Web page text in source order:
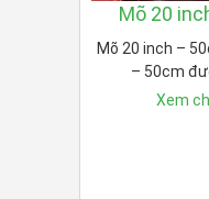
Mõ 20
Mõ 20 inch –
– 50cm
Xem